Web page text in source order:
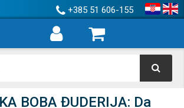
+385 51 606-155
BOBA ĐUDERIJA: Da